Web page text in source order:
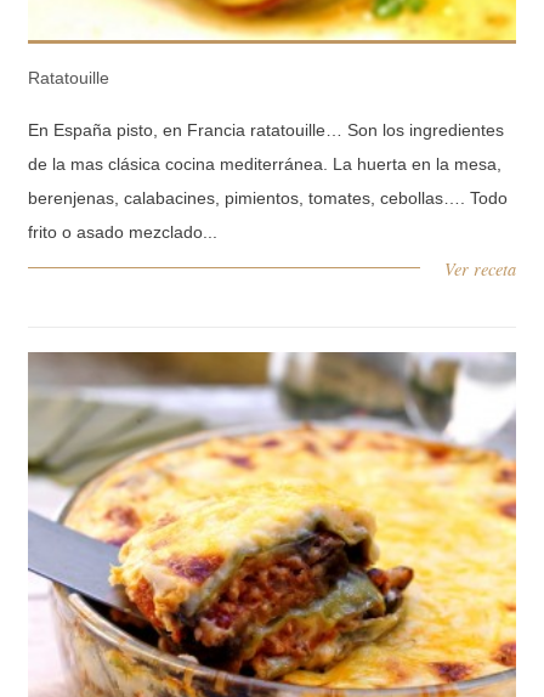
Ratatouille
En España pisto, en Francia ratatouille… Son los ingredientes
de la mas clásica cocina mediterránea. La huerta en la mesa,
berenjenas, calabacines, pimientos, tomates, cebollas…. Todo
frito o asado mezclado...
Ver receta